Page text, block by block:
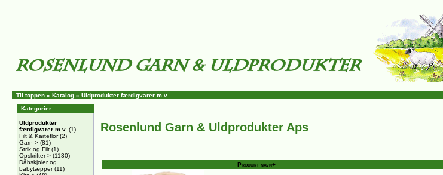
Til toppen » Katalog » Uldprodukter færdigvarer m.v.
Kategorier
Uldprodukter
færdigvarer m.v. (1)
Filt & Karteflor(2)
Garn-> (81)
Strik og Filt (1)
Opskrifter-> (1130)
Dåbskjoler og
babytæpper(11)
Rosenlund Garn & Uldprodukter Aps
Produkt navn+